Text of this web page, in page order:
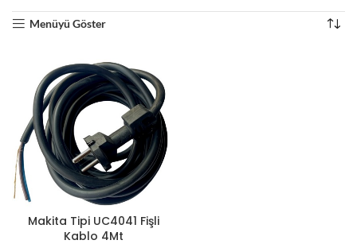
Menüyü Göster
Makita Tipi UC4041 Fişli
Kablo 4Mt